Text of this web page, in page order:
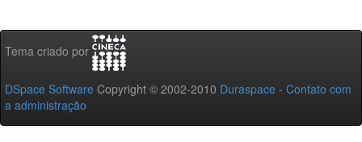
Tema criado por
DSpace Software Copyright © 2002-2010 Duraspace - Contato com
a administração